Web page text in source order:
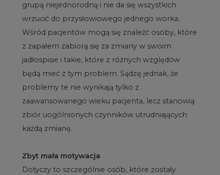
grupą niejednorodną i nie da się wszystkich
wrzucić do przysłowiowego jednego worka.
Wśród pacjentów mogą się znaleźć osoby, które
z zapałem zabiorą się za zmiany w swoim
jadłospisie i takie, które z różnych względów
będą mieć z tym problem. Sądzę jednak, że
problemy te nie wynikają tylko z
zaawansowanego wieku pacjenta, lecz stanowią
zbiór uogólnionych czynników utrudniających
każdą zmianę.
Zbyt mała motywacja
Dotyczy to szczególnie osób, które zostały